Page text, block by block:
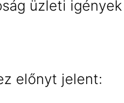
üzleti igények
előnyt jelent: